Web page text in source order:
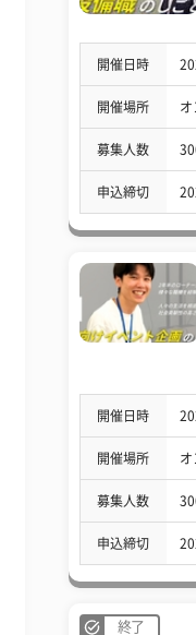
開催日時
開催場所 オ
募集人数
申込締切
開催日時
開催場所 オ
募集人数
申込締切
終了